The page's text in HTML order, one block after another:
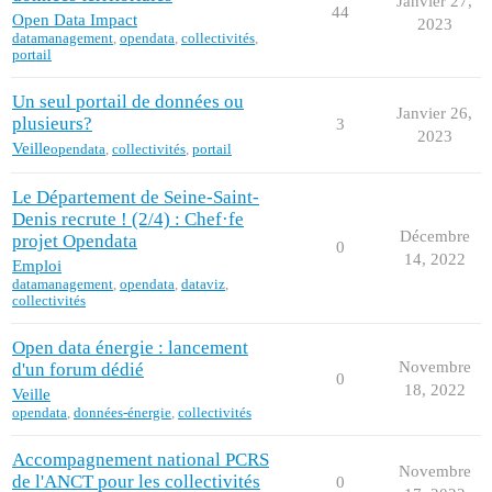
Open Data Impact
datamanagement, opendata, collectivités,
portail
44
2023
Un seul portail de données ou
plusieurs?
Veilleopendata collectivités portail
3
Janvier 26,
2023
Le Département de Seine-Saint-
Denis recrute ! (2/4) : Chef·fe
projet Opendata
Emploi
datamanagement, opendata, dataviz,
collectivités
0
Décembre
14, 2022
Open data énergie : lancement
d'un forum dédié
Veille
opendata, données-énergie, collectivités
0
Novembre
18, 2022
Accompagnement national PCRS
de l'ANCT pour les collectivités
0
Novembre